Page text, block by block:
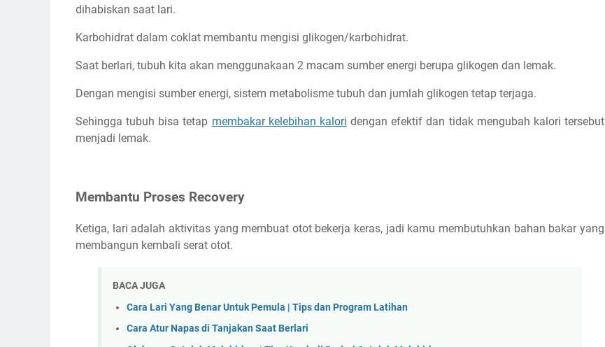
dihabiskan saat lari.
Karbohidrat dalam coklat membantu mengisi glikogen/karbohidrat.
Saat berlari, tubuh kita akan menggunakaan 2 macam sumber energi berupa glikogen dan lemak.
Dengan mengisi sumber energi, sistem metabolisme tubuh dan jumlah glikogen tetap terjaga.
Sehingga tubuh bisa tetap membakar kelebihan kalori dengan efektif dan tidak mengubah kalori tersebut
menjadi lemak.
Membantu Proses Recovery
Ketiga, lari adalah aktivitas yang membuat otot bekerja keras, jadi kamu membutuhkan bahan bakar yang
membangun kembali serat otot.
BACA JUGA
Cara Lari Yang Benar Untuk Pemula | Tips dan Program Latihan
Cara Atur Napas di Tanjakan Saat Berlari